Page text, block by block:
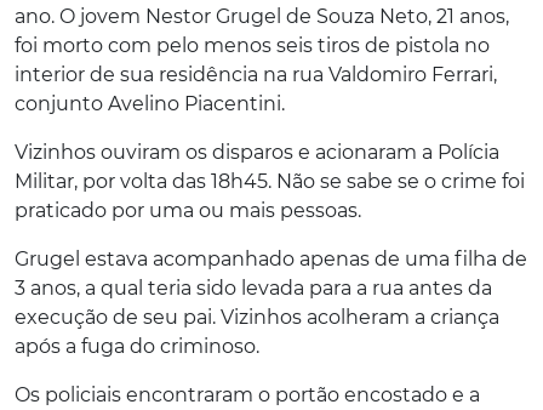
ano. O jovem Nestor Grugel de Souza Neto, 21 anos,
foi morto com pelo menos seis tiros de pistola no
interior de sua residência na rua Valdomiro Ferrari,
conjunto Avelino Piacentini.
Vizinhos ouviram os disparos e acionaram a Polícia
Militar, por volta das 18h45. Não se sabe se o crime foi
praticado por uma ou mais pessoas.
Grugel estava acompanhado apenas de uma filha de
3 anos, a qual teria sido levada para a rua antes da
execução de seu pai. Vizinhos acolheram a criança
após a fuga do criminoso.
Os policiais encontraram o portão encostado e a